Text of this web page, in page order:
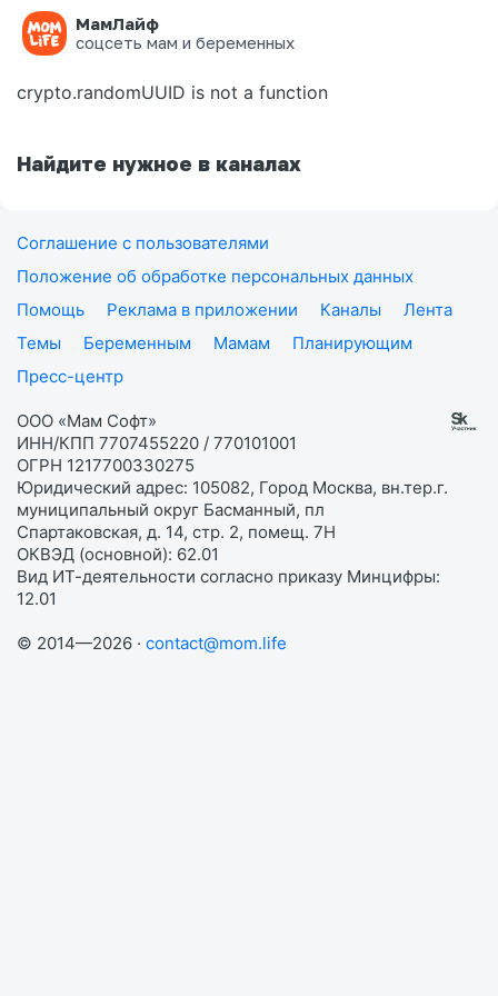
МамЛайф
соцсеть мам и беременных
Ошибка на странице
crypto.randomUUID is not a function
Найдите нужное в каналах
Соглашение с пользователями
Положение об обработке персональных данных
Помощь
Реклама в приложении Каналы
Лента
Темы
Беременным Мамам
Планирующим
Пресс-центр
ООО «Мам Софт»
ИНН/КПП 7707455220 / 770101001
ОГРН 1217700330275
Юридический адрес: 105082, Город Москва, вн.тер.г.
муниципальный округ Басманный, пл
Спартаковская, д. 14, стр. 2, помещ. 7Н
ОКВЭД (основной): 62.01
Вид ИТ-деятельности согласно приказу Минцифры:
12.01
© 2014—2026 · contact@mom.life